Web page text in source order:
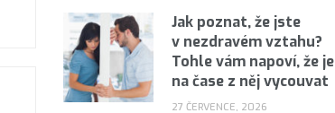
Jak poznat, že jste
v nezdravém vztahu?
Tohle vám napoví, že je
na čase z něj vycouvat
27 ČERVENCE, 2026